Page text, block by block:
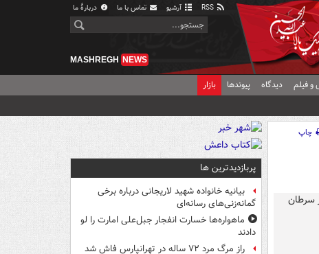
آرشیو تماس با ما دربارهٔ ما
MASHREGH NEWS
فیلم دیدگاه پیوندها بازار
چاپ
پربازدیدترین ها
بیانیه خانواده شهید لاریجانی درباره برخی
گمانه‌زنی‌های رسانه‌ای
ماهواره‌ها خسارت انفجار جبل‌علی امارت را لو
دادند
راز مرگ مرد ۷۲ ساله در تهرانپارس فاش شد